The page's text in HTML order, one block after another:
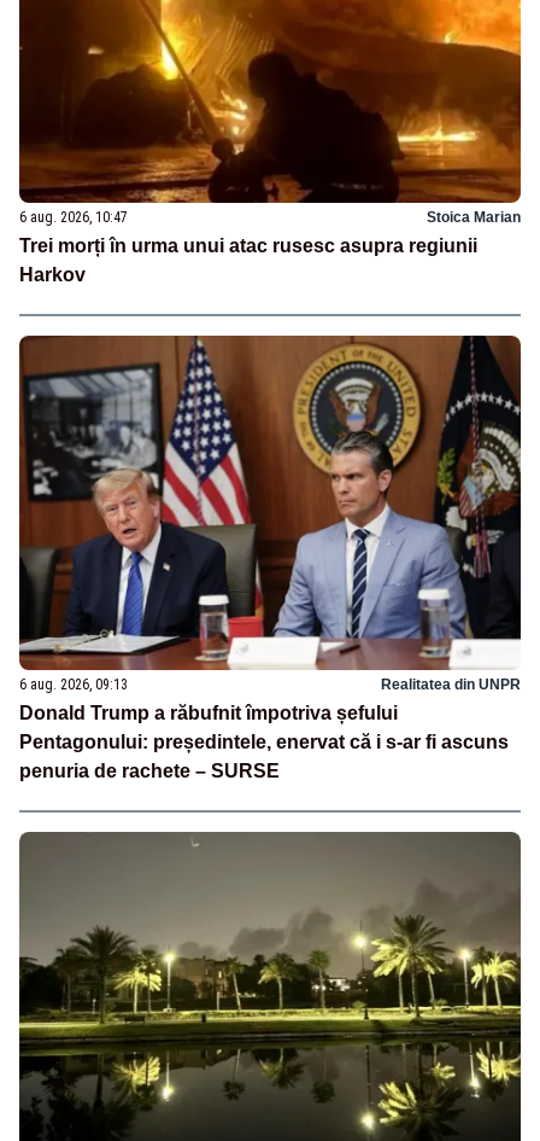
6 aug. 2026, 10:47 Stoica Marian
Trei morți în urma unui atac rusesc asupra regiunii
Harkov
6 aug. 2026, 09:13 Realitatea din UNPR
Donald Trump a răbufnit împotriva șefului
Pentagonului: președintele, enervat că i s-ar fi ascuns
penuria de rachete – SURSE